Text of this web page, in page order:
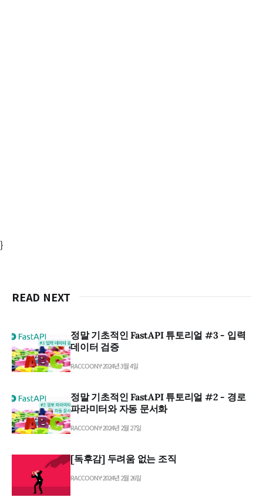
}
READ NEXT
정말 기초적인 FastAPI 튜토리얼 #3 - 입력
데이터 검증
RACCOONY2024년 3월 4일
정말 기초적인 FastAPI 튜토리얼 #2 - 경로
파라미터와 자동 문서화
RACCOONY2024년 2월 27일
[독후감] 두려움 없는 조직
RACCOONY2024년 2월 26일